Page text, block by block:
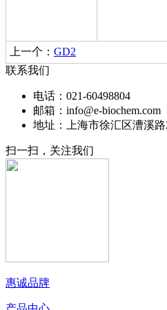
上一个： GD2
联系我们
电话：021-60498804
邮箱：info@e-biochem.com
地址：上海市徐汇区漕溪
扫一扫，关注我们
惠诚品牌